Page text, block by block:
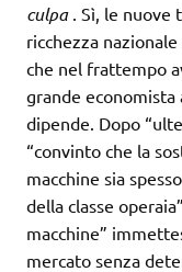
culpa. Sì, le nuove
ricchezza
che nel frattempo
grande economista
dipende. Dopo
“convinto che la
macchine sia
della classe
macchine”
mercato senza